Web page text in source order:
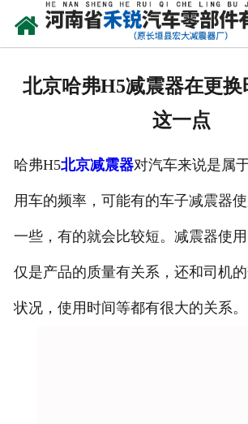
北京哈弗H5减震器在更
这一点
哈弗H5北京减震器对汽车来说是属
用车的频率，可能有的车子减震器
一些，有的就会比较短。减震器使
仅是产品的质量有关系，还和司机
状况，使用时间等都有很大的关系。